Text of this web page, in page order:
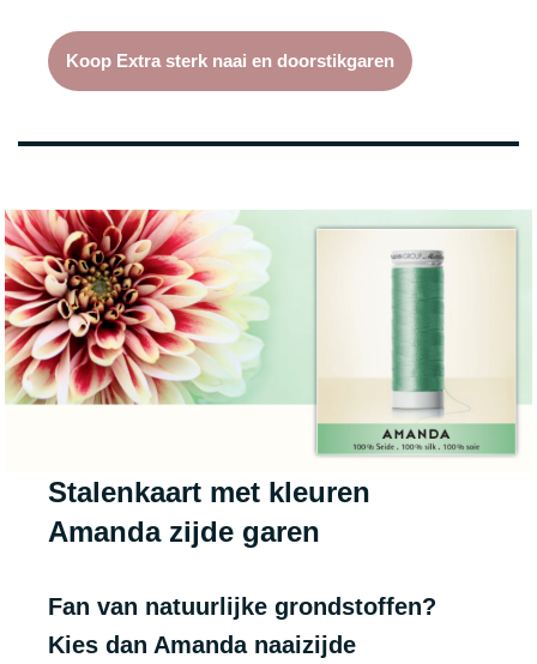
Koop Extra sterk naai en doorstikgaren
Stalenkaart met kleuren
Amanda zijde garen
Fan van natuurlijke grondstoffen?
Kies dan Amanda naaizijde